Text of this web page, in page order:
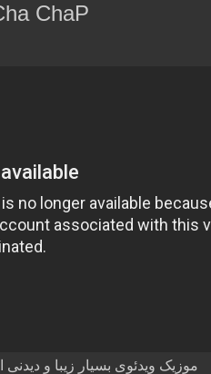
ChaP
موزیک ویدئوی بسیار زیبا و